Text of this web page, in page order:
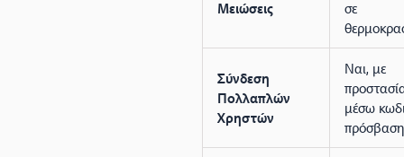
Μειώσεις
σε
Σύνδεση
Πολλαπλών
Χρηστών
Ναι, με
μέσω